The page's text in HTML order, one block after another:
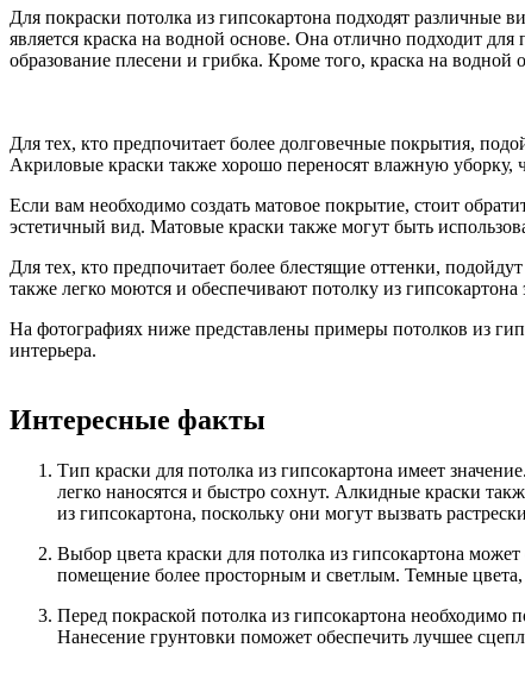
Для покраски потолка из гипсокартона подходят различные
является краска на водной основе. Она отлично подходит
образование плесени и грибка. Кроме того, краска на водной
Для тех, кто предпочитает более долговечные покрытия,
Акриловые краски также хорошо переносят влажную
Если вам необходимо создать матовое покрытие, стоит
эстетичный вид. Матовые краски также могут быть
Для тех, кто предпочитает более блестящие оттенки,
также легко моются и обеспечивают потолку из
На фотографиях ниже представлены примеры потолков из
интерьера.
Интересные факты
Тип краски для потолка из гипсокартона имеет
легко наносятся и быстро сохнут. Алкидные краски
из гипсокартона, поскольку они могут вызвать
Выбор цвета краски для потолка из гипсокартона
помещение более просторным и светлым. Темные
Перед покраской потолка из гипсокартона
Нанесение грунтовки поможет обеспечить лучшее